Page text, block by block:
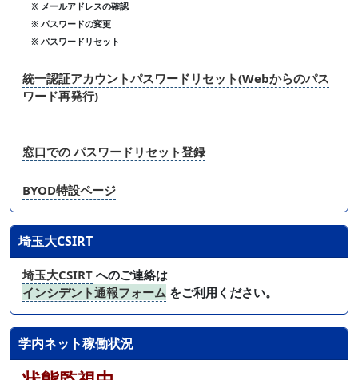
※ メールアドレスの確認
※ パスワードの変更
※ パスワードリセット
統一認証アカウントパスワードリセット(Webからのパス
ワード再発行)
窓口での パスワードリセット登録
BYOD特設ページ
埼玉大CSIRT
埼玉大CSIRT へのご連絡は
インシデント通報フォーム をご利用ください。
学内ネット稼働状況